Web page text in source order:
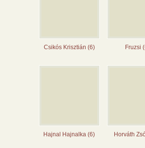
Csikós Krisztián (6) Fruzsi
Hajnal Hajnalka (6) Horváth